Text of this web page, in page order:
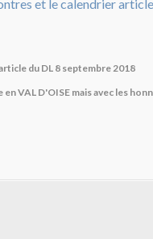
du DL 8 septembre 2018
en VAL D'OISE mais avec les